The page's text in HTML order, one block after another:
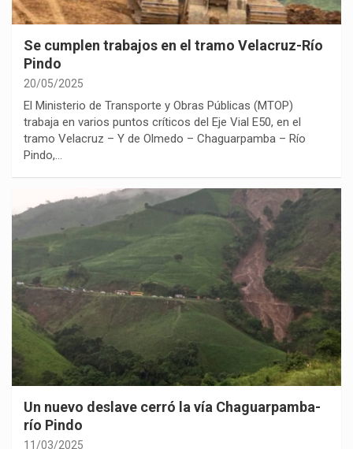
Se cumplen trabajos en el tramo Velacruz-Río
Pindo
20/05/2025
El Ministerio de Transporte y Obras Públicas (MTOP)
trabaja en varios puntos críticos del Eje Vial E50, en el
tramo Velacruz – Y de Olmedo – Chaguarpamba – Río
Pindo,…
Un nuevo deslave cerró la vía Chaguarpamba-
río Pindo
11/03/2025